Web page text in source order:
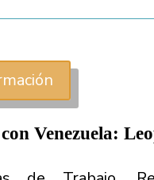
Venezuela: